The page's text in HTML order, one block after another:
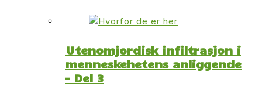
Utenomjordisk infiltrasjon i
menneskehetens anliggende
– Del 3